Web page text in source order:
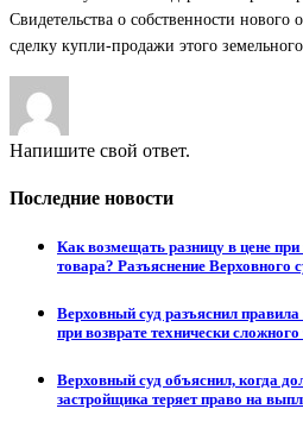
Свидетельства о собственности
сделку купли-продажи этого земельного
Напишите свой ответ.
Последние новости
Как возмещать разницу в цене при
товара? Разъяснение Верховного
Верховный суд разъяснил
при возврате технически сложного
Верховный суд объяснил, когда
застройщика теряет право на